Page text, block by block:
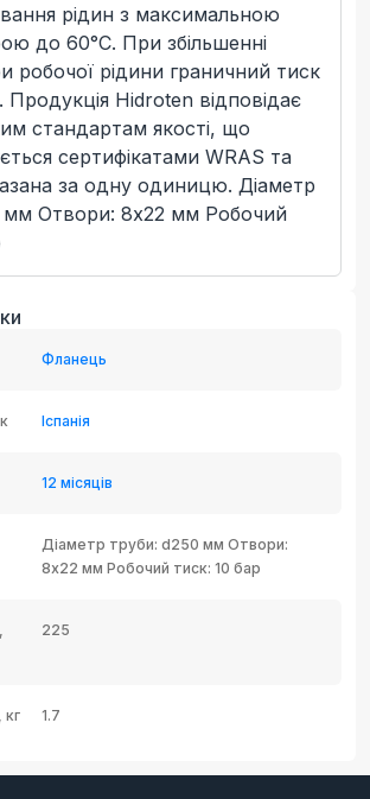
рідин з максимальною
до 60°C. При збільшенні
робочої рідини граничний тиск
Продукція Hidroten відповідає
стандартам якості, що
сертифікатами WRAS та
за одну одиницю. Діаметр
мм Отвори: 8х22 мм Робочий
Фланець
Іспанія
12 місяців
Діаметр труби: d250 мм Отвори:
8х22 мм Робочий тиск: 10 бар
225
кг 1.7